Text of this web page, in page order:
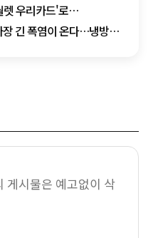
우리카드'로
긴 폭염이 온다…냉방비